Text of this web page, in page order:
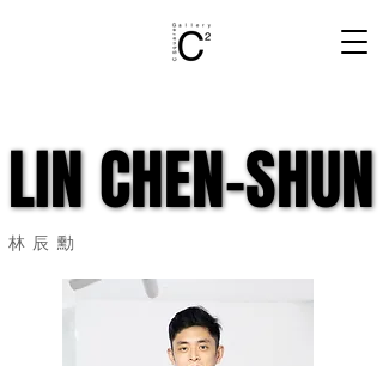
LIN CHEN-SHUN
LIN CHEN-SHUN
林辰勳